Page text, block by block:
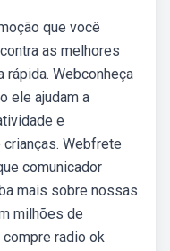
que você
as melhores
Webconheça
ele ajudam a
e
Webfrete
comunicador
mais sobre nossas
milhões de
radio ok